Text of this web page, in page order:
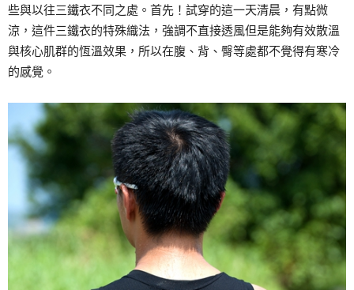
些與以往三鐵衣不同之處。首先！試穿的這一天清晨，有點微
涼，這件三鐵衣的特殊織法，強調不直接透風但是能夠有效散溫
與核心肌群的恆溫效果，所以在腹、背、臀等處都不覺得有寒冷
的感覺。